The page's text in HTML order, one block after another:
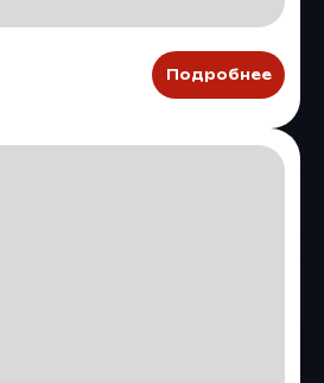
Подробнее